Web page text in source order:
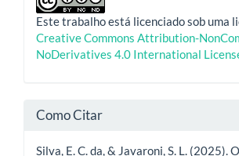
Este trabalho está licenciado sob uma
Creative Commons Attribution-
NoDerivatives 4.0 International
Como Citar
Silva, E. C. da, & Javaroni, S. L. (2025).